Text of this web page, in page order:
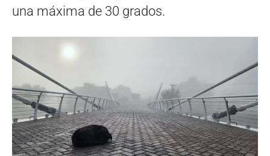
una máxima de 30 grados.